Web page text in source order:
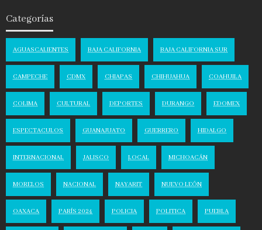
Categorías
AGUASCALIENTES BAJA CALIFORNIA BAJA CALIFORNIA SUR
CAMPECHE CDMX CHIAPAS CHIHUAHUA COAHUILA
COLIMA CULTURAL DEPORTES DURANGO EDOMEX
ESPECTACULOS GUANAJUATO GUERRERO HIDALGO
INTERNACIONAL JALISCO LOCAL MICHOACÁN
MORELOS NACIONAL NAYARIT NUEVO LEÓN
OAXACA PARÍS 2024 POLICIA POLITICA PUEBLA